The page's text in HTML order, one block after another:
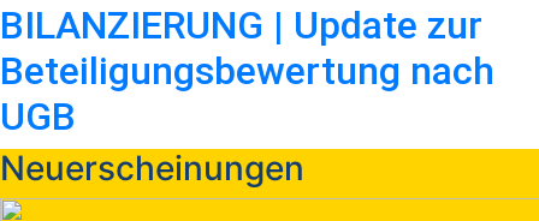
BILANZIERUNG | Update zur
Beteiligungsbewertung nach
UGB
Neuerscheinungen